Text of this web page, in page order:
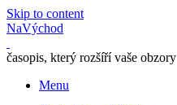
Skip to content
NaVýchod
časopis, který rozšíří vaše obzory
Menu